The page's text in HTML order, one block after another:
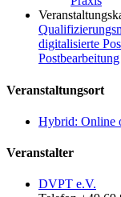
digitalisierte
Postbearbeitung
Veranstaltungsort
Hybrid: Online
Veranstalter
DVPT e.V.